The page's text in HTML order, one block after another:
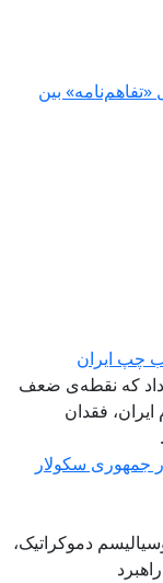
بین
ایران
نشان داد که نقطه‌ی ضعف
فقدان
سکولار
دموکراتیک،